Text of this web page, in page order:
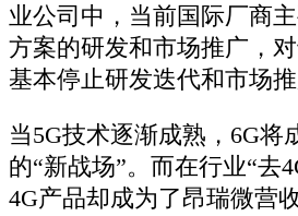
业公司中，当前国际厂商
方案的研发和市场推广，
基本停止研发迭代和市场推
当5G技术逐渐成熟，6G将
的“新战场”。而在行业“去
4G产品却成为了昂瑞微营